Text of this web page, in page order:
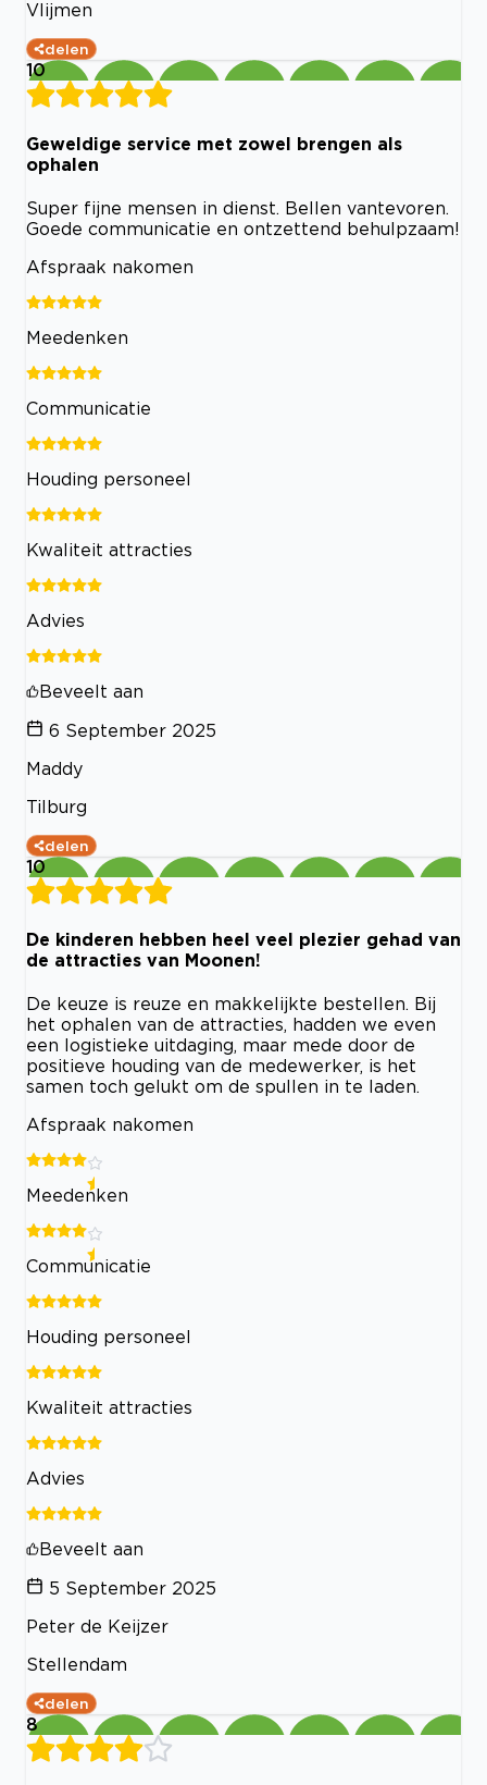
Vlijmen
delen
10
Geweldige service met zowel brengen als
ophalen
Super fijne mensen in dienst. Bellen vantevoren.
Goede communicatie en ontzettend behulpzaam!
Afspraak nakomen
Meedenken
Communicatie
Houding personeel
Kwaliteit attracties
Advies
Beveelt aan
6 September 2025
Maddy
Tilburg
delen
10
De kinderen hebben heel veel plezier gehad van
de attracties van Moonen!
De keuze is reuze en makkelijkte bestellen. Bij
het ophalen van de attracties, hadden we even
een logistieke uitdaging, maar mede door de
positieve houding van de medewerker, is het
samen toch gelukt om de spullen in te laden.
Afspraak nakomen
Meedenken
Communicatie
Houding personeel
Kwaliteit attracties
Advies
Beveelt aan
5 September 2025
Peter de Keijzer
Stellendam
delen
8